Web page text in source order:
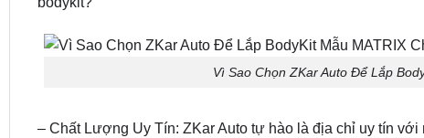
Vì Sao Chọn ZKar Auto Để Lắp
– Chất Lượng Uy Tín: ZKar Auto tự hào là địa chỉ uy tín